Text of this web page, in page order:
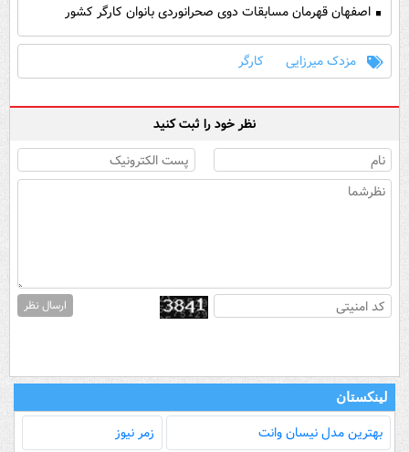
اصفهان قهرمان مسابقات دوی صحرانوردی بانوان کارگر کشور
مزدک میرزایی کارگر
نظر خود را ثبت کنید
ارسال نظر
لینکستان
بهترین مدل‌ نیسان وانت زمر نیوز